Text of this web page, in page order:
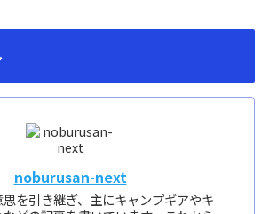
noburusan-next
を引き継ぎ、主にキャンプギアやキ